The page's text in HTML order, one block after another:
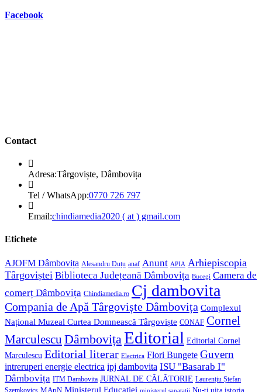
Facebook
Contact
Adresa:Târgoviște, Dâmbovița
Tel / WhatsApp:0770 726 797Opens
your
Email:chindiamedia2020 ( at ) gmail.comOpens
Etichete
AJOFM Dâmbovița Alesandru Duțu anaf Anunt APIA Arhiepiscopia
Târgoviștei Biblioteca Județeană Dâmbovița Bucegi Camera de
comerț Dâmbovița Chindiamedia.ro Cj dambovita
Compania de Apă Târgoviște Dâmbovița Complexul
Național Muzeal Curtea Domnească Târgoviște CONAF Cornel
Marculescu DâmbovițaEditorial Editorial Cornel
Marculescu Editorial literar Electrica Flori Bungete Guvern
intreruperi energie electrica ipj dambovita ISU "Basarab I"
Dâmbovița ITM Dambovita JURNAL DE CĂLĂTORIE Laurențiu Ștefan
MApN Ministerul Educației ministerul sanatatii